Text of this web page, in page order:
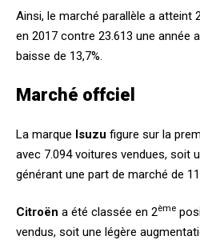
Ainsi, le marché parallèle a atteint
en 2017 contre 23.613 une année
baisse de 13,7%.
Marché offciel
La marque Isuzu figure sur la
avec 7.094 voitures vendues, soit
générant une part de marché de
Citroën a été classée en 2ème
vendus, soit une légère